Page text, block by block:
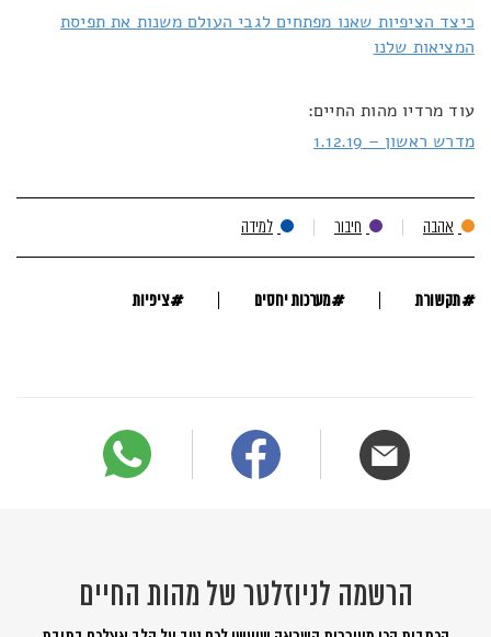
כיצד הציפיות שאנו מפתחים לגבי העולם משנות את תפיסת
המציאות שלנו
עוד מרדיו מהות החיים:
מדרש ראשון – 1.12.19
אהבה חיבור למידה
#תקשורת #מערכות יחסים #ציפיות
הרשמה לניוזלטר של מהות החיים